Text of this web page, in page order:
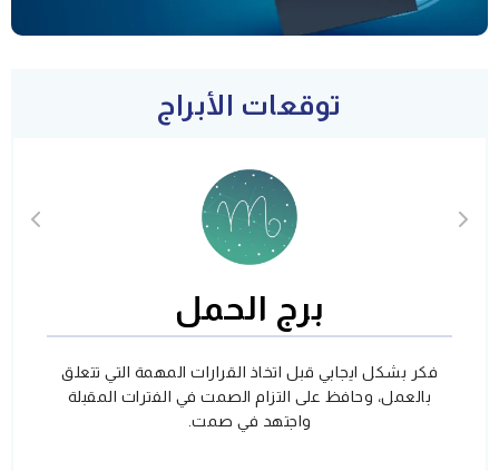
توقعات الأبراج
برج الحمل
فكر بشكل ايجابي قبل اتخاذ القرارات المهمة التي تتعلق
بالعمل، وحافظ على التزام الصمت في الفترات المقبلة
واجتهد في صمت.